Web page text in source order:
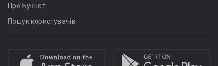
Про Букнет
Пошук користувачів